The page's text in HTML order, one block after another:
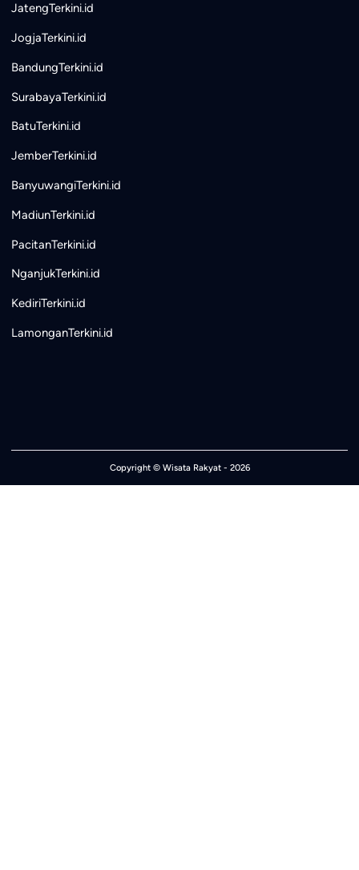
JatengTerkini.id
JogjaTerkini.id
BandungTerkini.id
SurabayaTerkini.id
BatuTerkini.id
JemberTerkini.id
BanyuwangiTerkini.id
MadiunTerkini.id
PacitanTerkini.id
NganjukTerkini.id
KediriTerkini.id
LamonganTerkini.id
Copyright © Wisata Rakyat- 2026